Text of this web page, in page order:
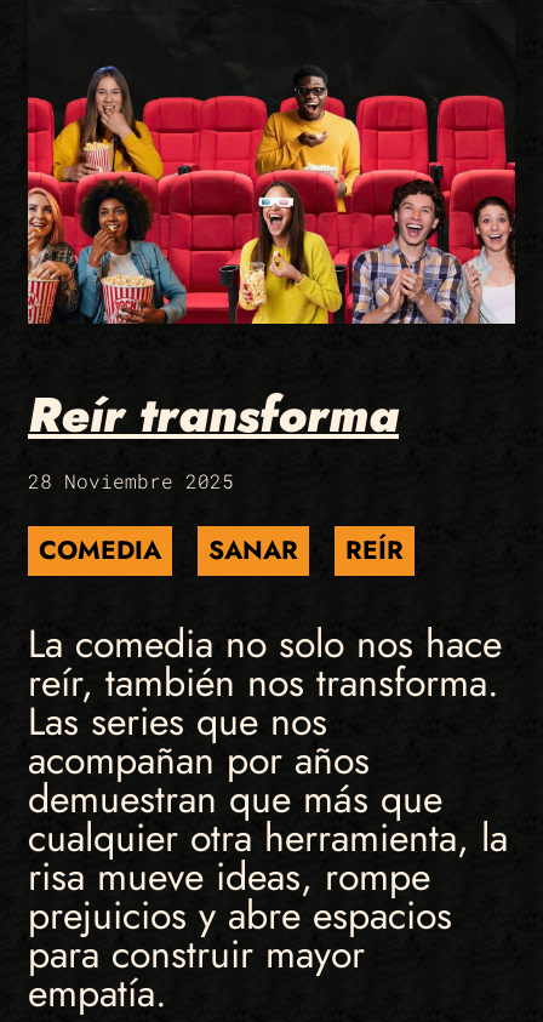
Reír transforma
28 Noviembre 2025
COMEDIA SANAR REÍR
La comedia no solo nos hace
reír, también nos transforma.
Las series que nos
acompañan por años
demuestran que más que
cualquier otra herramienta, la
risa mueve ideas, rompe
prejuicios y abre espacios
para construir mayor
empatía.